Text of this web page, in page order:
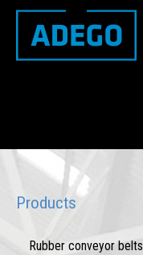
Products
Rubber conveyor belts